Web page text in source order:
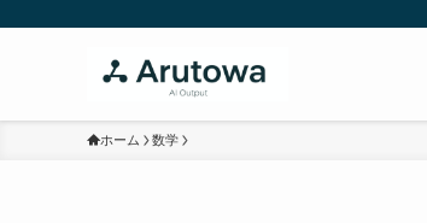
ホーム 数学